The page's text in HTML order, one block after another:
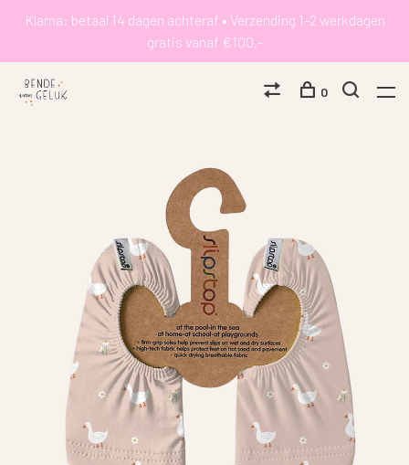
Klarna: betaal 14 dagen achteraf • Verzending 1-2 werkdagen
gratis vanaf €100,-
0